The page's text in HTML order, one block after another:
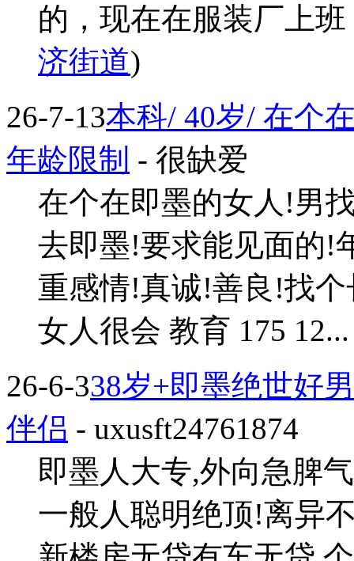
的，现在在服装厂上
济街道)
26-7-13本科/ 40岁/ 在个
年龄限制 - 很缺爱
在个在即墨的女人!男
去即墨!要求能见面的!
重感情!真诚!善良!找
女人很会 教育 175
26-6-338岁+即墨绝世好
伴侣 - uxusft24761874
即墨人大专,外向急脾
一般人聪明绝顶!离异